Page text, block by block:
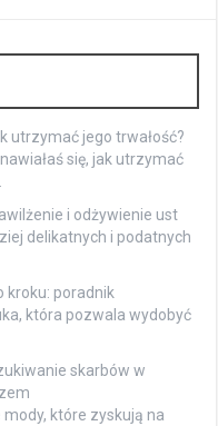
utrzymać jego trwałość?
się, jak utrzymać
i odżywienie ust
delikatnych i podatnych
kroku: poradnik
która pozwala wydobyć
skarbów w
które zyskują na